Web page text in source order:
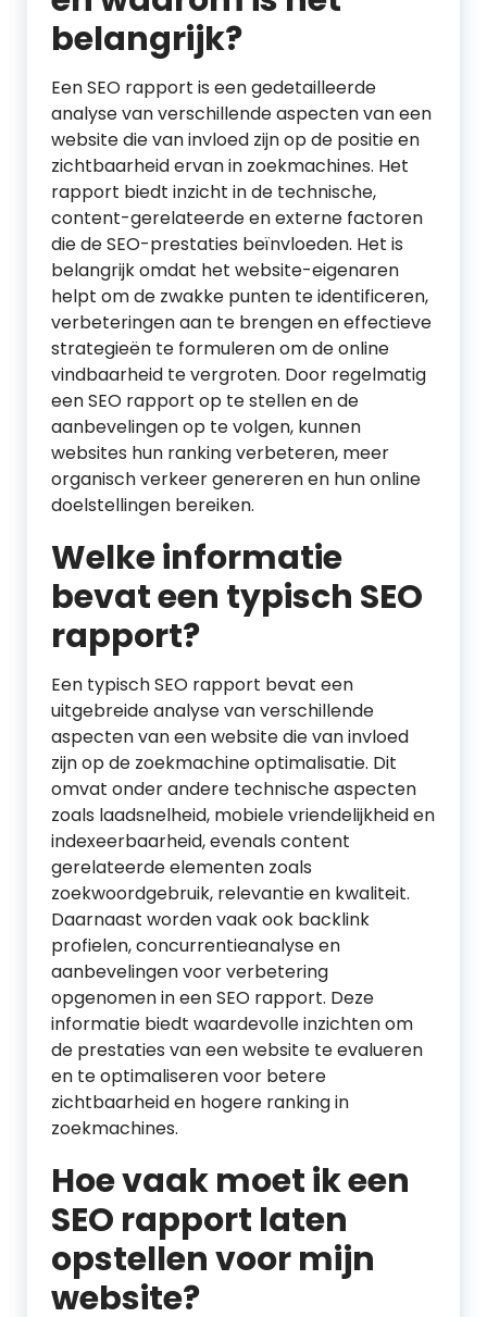
belangrijk?
Een SEO rapport is een gedetailleerde
analyse van verschillende aspecten van een
website die van invloed zijn op de positie en
zichtbaarheid ervan in zoekmachines. Het
rapport biedt inzicht in de technische,
content-gerelateerde en externe factoren
die de SEO-prestaties beïnvloeden. Het is
belangrijk omdat het website-eigenaren
helpt om de zwakke punten te identificeren,
verbeteringen aan te brengen en effectieve
strategieën te formuleren om de online
vindbaarheid te vergroten. Door regelmatig
een SEO rapport op te stellen en de
aanbevelingen op te volgen, kunnen
websites hun ranking verbeteren, meer
organisch verkeer genereren en hun online
doelstellingen bereiken.
Welke informatie
bevat een typisch SEO
rapport?
Een typisch SEO rapport bevat een
uitgebreide analyse van verschillende
aspecten van een website die van invloed
zijn op de zoekmachine optimalisatie. Dit
omvat onder andere technische aspecten
zoals laadsnelheid, mobiele vriendelijkheid en
indexeerbaarheid, evenals content
gerelateerde elementen zoals
zoekwoordgebruik, relevantie en kwaliteit.
Daarnaast worden vaak ook backlink
profielen, concurrentieanalyse en
aanbevelingen voor verbetering
opgenomen in een SEO rapport. Deze
informatie biedt waardevolle inzichten om
de prestaties van een website te evalueren
en te optimaliseren voor betere
zichtbaarheid en hogere ranking in
zoekmachines.
Hoe vaak moet ik een
SEO rapport laten
opstellen voor mijn
website?